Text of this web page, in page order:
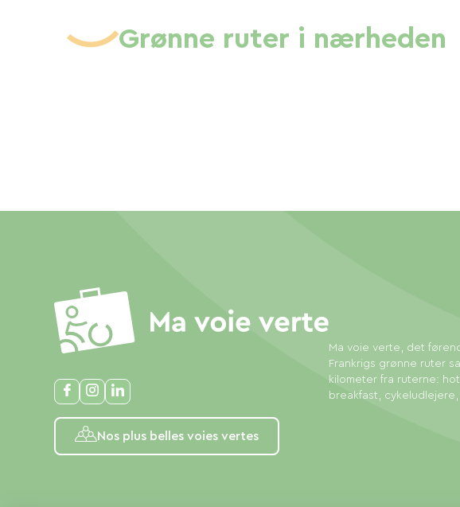
Grønne ruter i nærheden
Nos plus belles voies vertes
Ma voie verte, det
Frankrigs grønne ruter
kilometer fra ruterne:
breakfast,